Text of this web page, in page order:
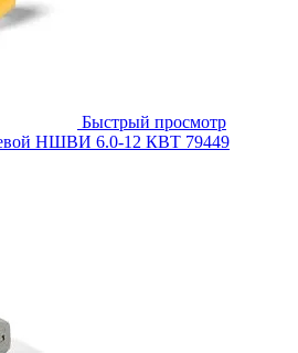
Быстрый просмотр
НШВИ 6.0-12 КВТ 79449